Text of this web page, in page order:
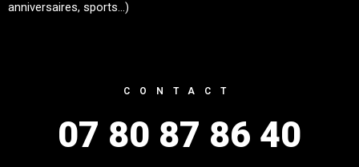
anniversaires, sports…)
CONTACT
07 80 87 86 40